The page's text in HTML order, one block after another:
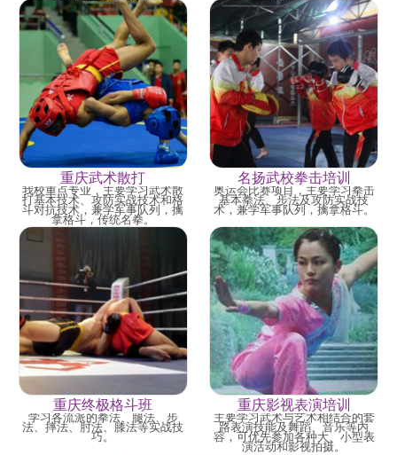
重庆武术散打
我校重点专业，主要学习武术散
打基本技术、攻防实战技术和格
斗对抗技术，兼学军事队列，擒
拿格斗，传统名拳。
名扬武校拳击培训
奥运会比赛项目，主要学习拳击
基本拳法、步法及攻防实战技
术，兼学军事队列，擒拿格斗。
重庆终极格斗班
学习各流派的拳法、腿法、步
法、摔法、肘法、膝法等实战技
巧。
重庆影视表演培训
主要学习武术与艺术相结合的套
路表演技能及舞蹈、音乐等内
容，可优先参加各种大、小型表
演活动和影视拍摄。